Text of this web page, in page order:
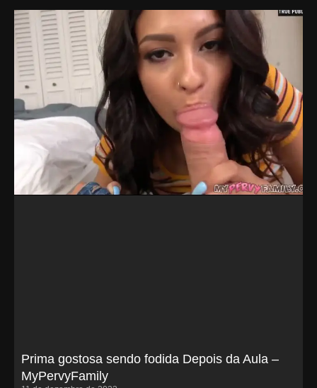
Prima gostosa sendo fodida Depois da Aula –
MyPervyFamily